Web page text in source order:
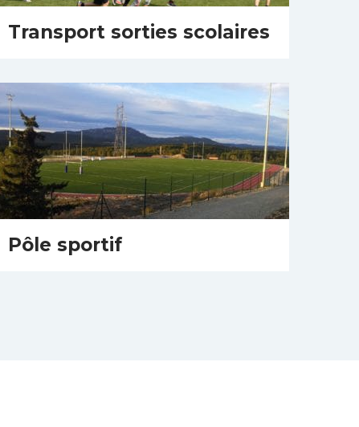
Transport sorties scolaires
Pôle sportif